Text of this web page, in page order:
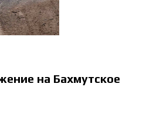
на Бахмутское